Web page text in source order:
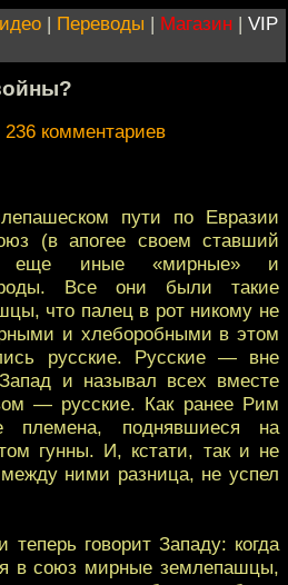
| Переводы | Магазин | VIP
236 комментариев
пути по Евразии
(в апогее своем ставший
еще иные «мирные» и
Все они были такие
что палец в рот никому не
и хлеборобными в этом
русские. Русские — вне
и называл всех вместе
— русские. Как ранее Рим
племена, поднявшиеся на
гунны. И, кстати, так и не
ними разница, не успел
теперь говорит Западу: когда
в союз мирные землепашцы,